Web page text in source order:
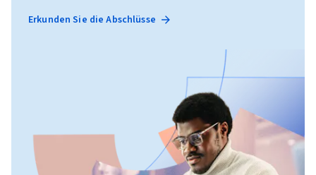
Erkunden Sie die Abschlüsse